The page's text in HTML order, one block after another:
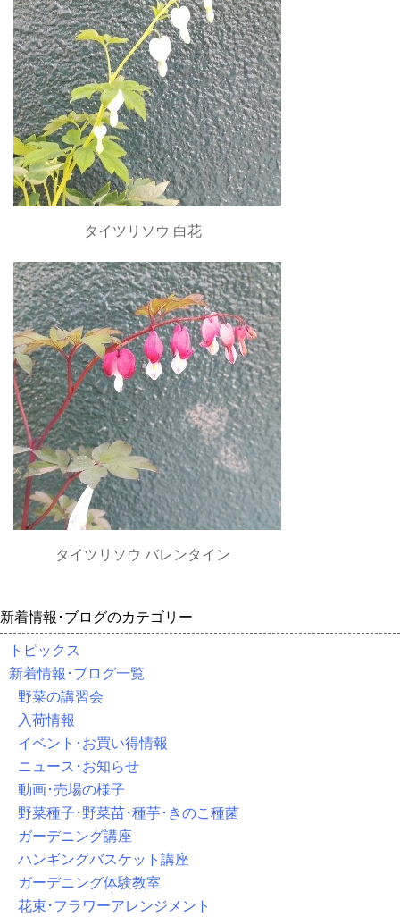
タイツリソウ 白花
タイツリソウ バレンタイン
新着情報･ブログのカテゴリー
トピックス
新着情報･ブログ一覧
野菜の講習会
入荷情報
イベント･お買い得情報
ニュース･お知らせ
動画･売場の様子
野菜種子･野菜苗･種芋･きのこ種菌
ガーデニング講座
ハンギングバスケット講座
ガーデニング体験教室
花束･フラワーアレンジメント